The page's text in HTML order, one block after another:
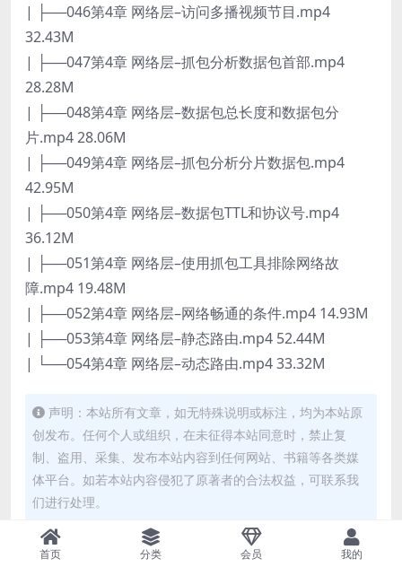
| ├──046第4章 网络层–访问多播视频节目.mp4
32.43M
| ├──047第4章 网络层–抓包分析数据包首部.mp4
28.28M
| ├──048第4章 网络层–数据包总长度和数据包分
片.mp4 28.06M
| ├──049第4章 网络层–抓包分析分片数据包.mp4
42.95M
| ├──050第4章 网络层–数据包TTL和协议号.mp4
36.12M
| ├──051第4章 网络层–使用抓包工具排除网络故
障.mp4 19.48M
| ├──052第4章 网络层–网络畅通的条件.mp4 14.93M
| ├──053第4章 网络层–静态路由.mp4 52.44M
| └──054第4章 网络层–动态路由.mp4 33.32M
声明：本站所有文章，如无特殊说明或标注，均为本站原
创发布。任何个人或组织，在未征得本站同意时，禁止复
制、盗用、采集、发布本站内容到任何网站、书籍等各类媒
体平台。如若本站内容侵犯了原著者的合法权益，可联系我
们进行处理。
下载
首页 分类 会员 我的